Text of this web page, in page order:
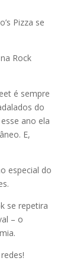
Pizza se
Rock
é sempre
do
ano ela
E,
especial do
se repetira
– o